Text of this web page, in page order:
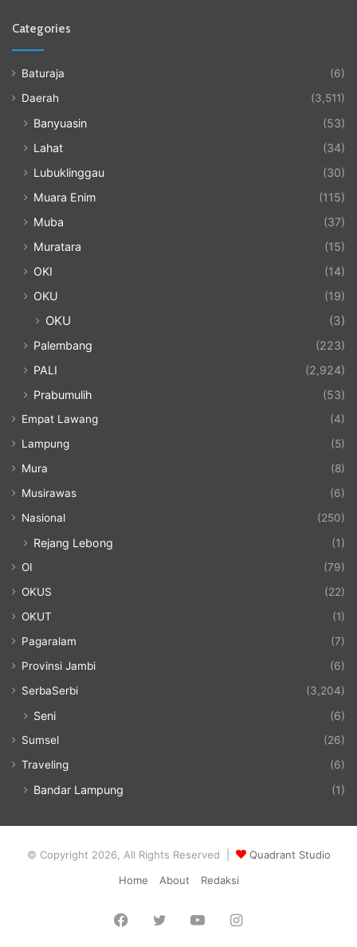
Categories
Baturaja
(6)
Daerah
(3,511)
Banyuasin
(53)
Lahat
(34)
Lubuklinggau
(30)
Muara Enim
(115)
Muba
(37)
Muratara
(15)
OKI
(14)
OKU
(19)
OKU (3)
Palembang
(223)
PALI
(2,924)
Prabumulih
(53)
Empat Lawang
(4)
Lampung
(5)
Mura
(8)
Musirawas
(6)
Nasional
(250)
Rejang Lebong (1)
OI
(79)
OKUS
(22)
OKUT
(1)
Pagaralam
(7)
Provinsi Jambi
(6)
SerbaSerbi
(3,204)
Seni (6)
Sumsel
(26)
Traveling
(6)
Bandar Lampung (1)
© Copyright 2026, All Rights Reserved |
Quadrant Studio
Home
About Redaksi
Facebook
Twitter YouTubeInstagram